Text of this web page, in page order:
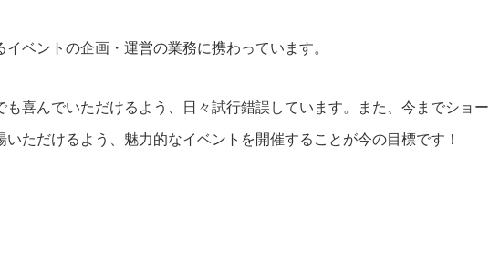
ベントの企画・運営の業務に携わっています。
喜んでいただけるよう、日々試行錯誤しています。また、今までショー
ただけるよう、魅力的なイベントを開催することが今の目標です！